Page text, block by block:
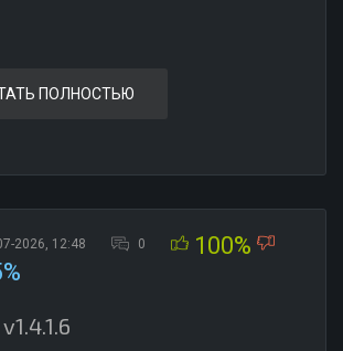
ПОЛНОСТЬЮ
2026, 12:48 0 100%